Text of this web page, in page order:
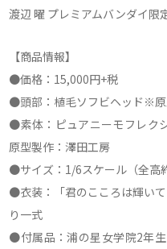
渡辺 曜 プレミアムバンダイ限
【商品情報】
●価格：15,000円+税
●頭部：植毛ソフビヘッド※原
●素体：ピュアニーモフレク
原型製作：澤田工房
●サイズ：1/6スケール（全高
●衣装：「君のこころは輝い
り一式
●付属品：浦の星女学院2年